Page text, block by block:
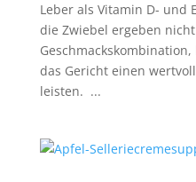
Leber als Vitamin D- und
die Zwiebel ergeben
das Gericht einen
leisten. ...